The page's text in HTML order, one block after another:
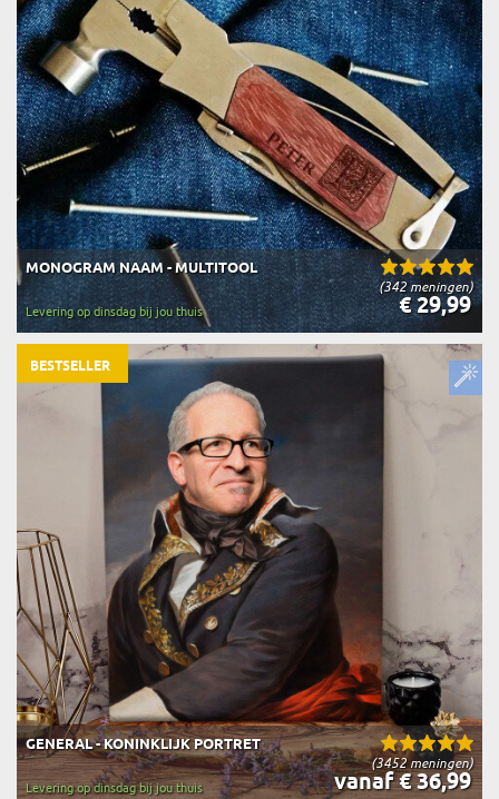
(342 meningen)
MONOGRAM NAAM - MULTITOOL
€ 29,99
Levering op dinsdag bij jou thuis
(3452 meningen)
GENERAL - KONINKLIJK PORTRET
vanaf € 36,99
Levering op dinsdag bij jou thuis
BESTSELLER